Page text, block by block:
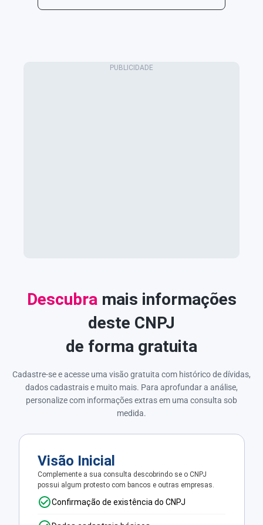
Descubra mais informações
deste CNPJ
de forma gratuita
Cadastre-se e acesse uma visão gratuita com histórico de dívidas,
dados cadastrais e muito mais. Para aprofundar a análise,
personalize com informações extras em uma consulta sob
medida.
Visão Inicial
Complemente a sua consulta descobrindo se o CNPJ
possui algum protesto com bancos e outras empresas.
Confirmação de existência do CNPJ